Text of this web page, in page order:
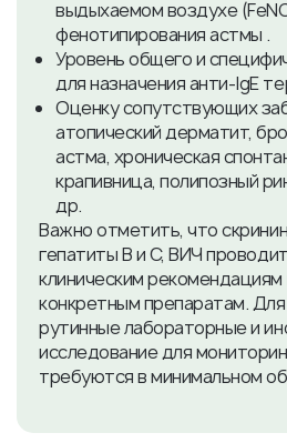
выдыхаемом воздухе
фенотипирования астмы .
Уровень общего и
для назначения анти‑IgE
Оценку сопутствующих
атопический дерматит,
астма, хроническая
крапивница, полипозный
др.
Важно отметить, что
гепатиты В и С, ВИЧ
клиническим рекомендациям
конкретным препаратам.
рутинные лабораторные и
исследование для
требуются в минимальном